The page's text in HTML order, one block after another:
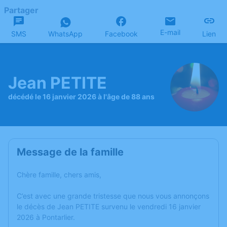
Partager
SMS WhatsApp Facebook E-mail Lien
Jean PETITE
décédé le 16 janvier 2026 à l'âge de 88 ans
Message de la famille
Chère famille, chers amis,
C’est avec une grande tristesse que nous vous annonçons
le décès de Jean PETITE survenu le vendredi 16 janvier
2026 à Pontarlier.